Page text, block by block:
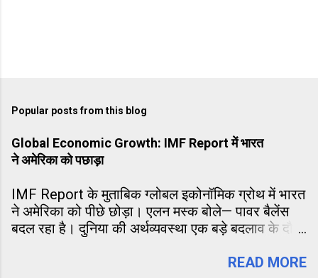
Popular posts from this blog
Global Economic Growth: IMF Report में भारत
ने अमेरिका को पछाड़ा
IMF Report के मुताबिक ग्लोबल इकोनॉमिक ग्रोथ में भारत
ने अमेरिका को पीछे छोड़ा। एलन मस्क बोले— पावर बैलेंस
बदल रहा है। दुनिया की अर्थव्यवस्था एक बड़े बदलाव के दौर
आर्थिक बढ़त है। अंतरराष्ट्रीय मुद्रा कोष (IMF) की ताज़ा
READ MORE